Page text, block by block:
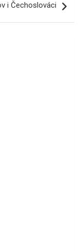
i Čechoslováci